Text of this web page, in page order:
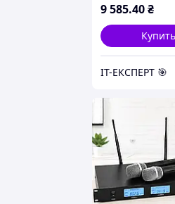
9 585.40₴
ІТ-ЕКСПЕРТ 🎯